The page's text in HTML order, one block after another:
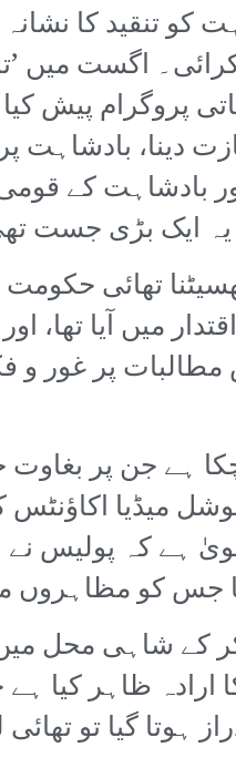
تنقید کا
اگست میں
پروگرام پیش
دینا، بادشاہت
بادشاہت کے
یہ ایک بڑی جست
تھائی
نتیجے میں اقتدار
پر غور
کیا جا چکا ہے
اور سوشل میڈیا
ہے کہ پولیس
جس کو مظاہروں
کے شاہی محل
ارادہ ظاہر کیا
ہوتا گیا تو